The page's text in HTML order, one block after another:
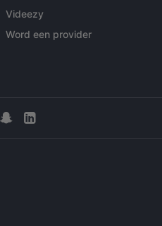
Videezy
Word een provider